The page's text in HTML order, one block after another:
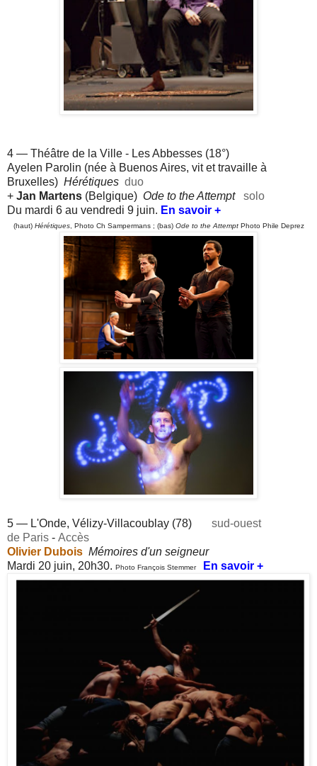
4 — Théâtre de la Ville - Les Abbesses (18°)
Ayelen Parolin (née à Buenos Aires, vit et travaille à
Bruxelles) Hérétiques duo
+ Jan Martens (Belgique) Ode to the Attempt solo
Du mardi 6 au vendredi 9 juin. En savoir +
(haut) Hérétiques, Photo Ch Sampermans ; (bas) Ode to the Attempt Photo Phile Deprez
5 — L'Onde, Vélizy-Villacoublay (78) sud-ouest
de Paris - Accès
Olivier Dubois Mémoires d'un seigneur
Mardi 20 juin, 20h30. Photo François Stemmer En savoir +